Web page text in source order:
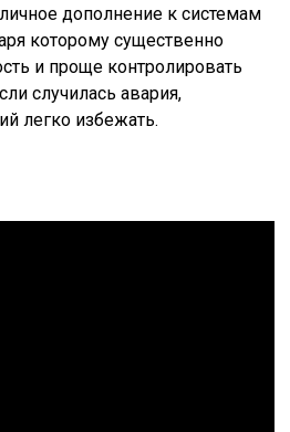
дополнение к системам
которому существенно
и проще контролировать
случилась авария,
легко избежать.